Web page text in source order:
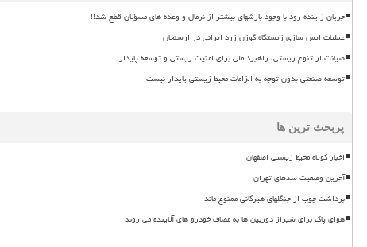
جریان زاینده رود با وجود بارشهای بیشتر از نرمال و وعده های مسؤلان قطع شد!!
عملیات ایمن سازی زیستگاه گوزن زرد ایرانی در ارسنجان
صیانت از تنوع زیستی، راهبرد ملی برای امنیت زیستی و توسعه پایدار
توسعه صنعتی بدون توجه به الزامات محیط زیستی پایدار نیست
پربحث ترین ها
اخبار کوتاه محیط زیستی اصفهان
آخرین وضعیت سدهای تهران
برداشت چوب از جنگلهای هیرکانی ممنوع ماند
هوای پاک برای شیراز دوربین ها به مصاف خودرو های آلاینده می روند